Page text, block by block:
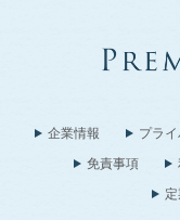
企業情報 プラ
免責事項